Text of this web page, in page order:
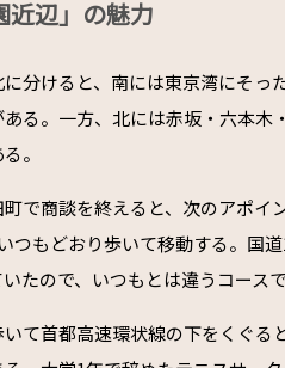
近辺」の魅力
分けると、南には東京湾にそっ
る。一方、北には赤坂・六本
。
町で商談を終えると、次のアポ
つもどおり歩いて移動する。国
たので、いつもとは違うコース
いて首都高速環状線の下をくぐ